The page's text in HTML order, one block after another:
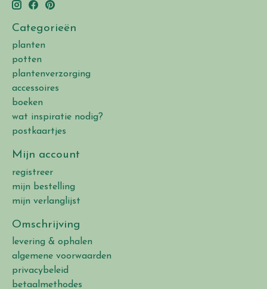
Categorieën
planten
potten
plantenverzorging
accessoires
boeken
wat inspiratie nodig?
postkaartjes
Mijn account
registreer
mijn bestelling
mijn verlanglijst
Omschrijving
levering & ophalen
algemene voorwaarden
privacybeleid
betaalmethodes